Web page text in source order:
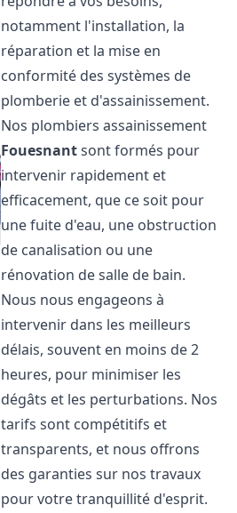
notamment l'installation, la
réparation et la mise en
conformité des systèmes de
plomberie et d'assainissement.
Nos plombiers assainissement
Fouesnantsont formés pour
intervenir rapidement et
efficacement, que ce soit pour
une fuite d'eau, une obstruction
de canalisation ou une
rénovation de salle de bain.
Nous nous engageons à
intervenir dans les meilleurs
délais, souvent en moins de 2
heures, pour minimiser les
dégâts et les perturbations. Nos
tarifs sont compétitifs et
transparents, et nous offrons
des garanties sur nos travaux
pour votre tranquillité d'esprit.